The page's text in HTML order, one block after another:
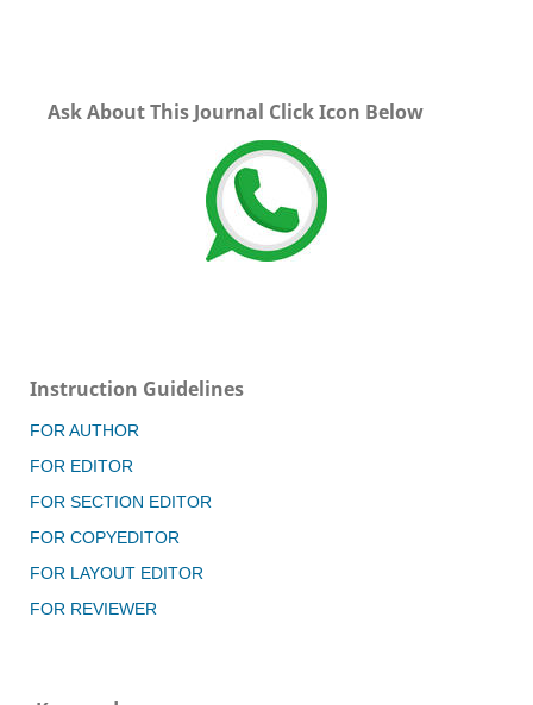
Ask About This Journal Click Icon Below
Instruction Guidelines
FOR AUTHOR
FOR EDITOR
FOR SECTION EDITOR
FOR COPYEDITOR
FOR LAYOUT EDITOR
FOR REVIEWER